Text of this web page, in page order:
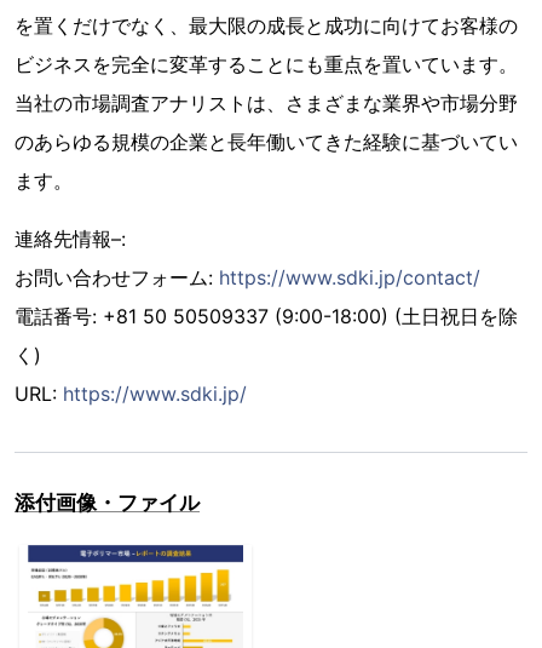
を置くだけでなく、最大限の成長と成功に向けてお客様の
ビジネスを完全に変革することにも重点を置いています。
当社の市場調査アナリストは、さまざまな業界や市場分野
のあらゆる規模の企業と長年働いてきた経験に基づいてい
ます。
連絡先情報–:
お問い合わせフォーム: https://www.sdki.jp/contact/
電話番号: +81 50 50509337 (9:00-18:00) (土日祝日を除
く)
URL: https://www.sdki.jp/
添付画像・ファイル